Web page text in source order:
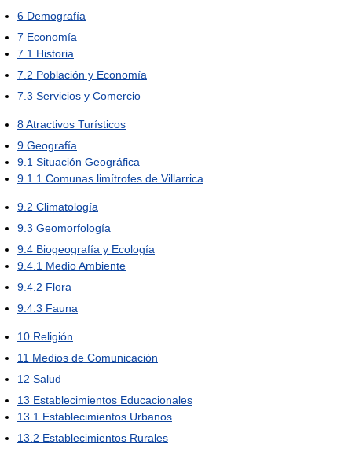
6 Demografía
7 Economía
7.1 Historia
7.2 Población y Economía
7.3 Servicios y Comercio
8Atractivos Turísticos
9 Geografía
9.1 Situación Geográfica
9.1.1 Comunas limítrofes de Villarrica
9.2 Climatología
9.3 Geomorfología
9.4 Biogeografía y Ecología
9.4.1 Medio Ambiente
9.4.2 Flora
9.4.3 Fauna
10 Religión
11 Medios de Comunicación
12 Salud
13 Establecimientos Educacionales
13.1 Establecimientos Urbanos
13.2 Establecimientos Rurales